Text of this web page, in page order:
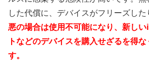
した代償に、デバイスがフリーズした
悪の場合は使用不可能になり、新し
トなどのデバイスを購入せざるを得
す。